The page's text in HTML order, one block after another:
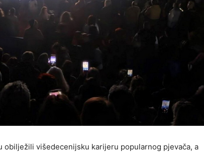
obilježili višedecenijsku karijeru popularnog pjevača, a